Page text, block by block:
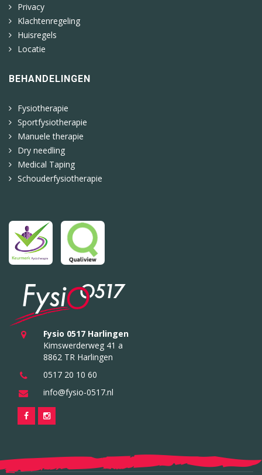
Privacy
Klachtenregeling
Huisregels
Locatie
BEHANDELINGEN
Fysiotherapie
Sportfysiotherapie
Manuele therapie
Dry needling
Medical Taping
Schouderfysiotherapie
Fysio 0517 Harlingen
Kimswerderweg 41 a
8862 TR Harlingen
0517 20 10 60
info@fysio-0517.nl